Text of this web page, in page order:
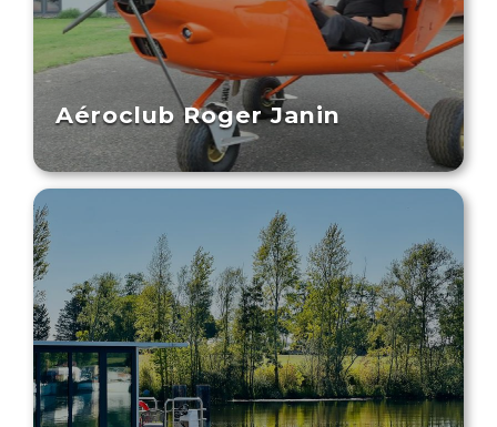
Aéroclub Roger Janin